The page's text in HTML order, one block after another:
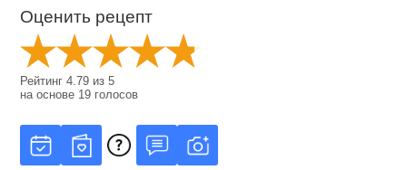
Оценить рецепт
Рейтинг4.79 из5
на основе 19 голосов